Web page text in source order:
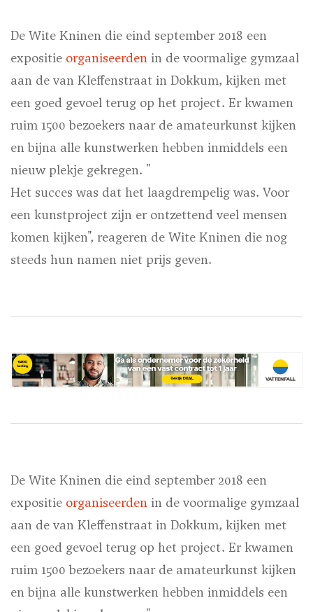
De Wite Kninen die eind september 2018 een
expositie organiseerden in de voormalige gymzaal
aan de van Kleffenstraat in Dokkum, kijken met
een goed gevoel terug op het project. Er kwamen
ruim 1500 bezoekers naar de amateurkunst kijken
en bijna alle kunstwerken hebben inmiddels een
nieuw plekje gekregen. "
Het succes was dat het laagdrempelig was. Voor
een kunstproject zijn er ontzettend veel mensen
komen kijken", reageren de Wite Kninen die nog
steeds hun namen niet prijs geven.
De Wite Kninen die eind september 2018 een
expositie organiseerden in de voormalige gymzaal
aan de van Kleffenstraat in Dokkum, kijken met
een goed gevoel terug op het project. Er kwamen
ruim 1500 bezoekers naar de amateurkunst kijken
en bijna alle kunstwerken hebben inmiddels een